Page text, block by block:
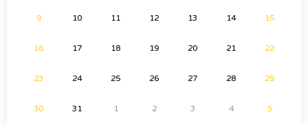
9 10 11 12 13 14 15
16 17 18 19 20 21 22
23 24 25 26 27 28 29
30 31 1 2 3 4 5